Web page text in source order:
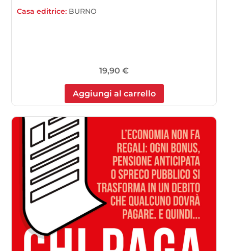
Casa editrice: BURNO
19,90 €
Aggiungi al carrello